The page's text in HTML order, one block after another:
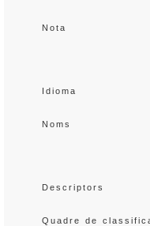
Nota
Idioma
Noms
Descriptors
Quadre de